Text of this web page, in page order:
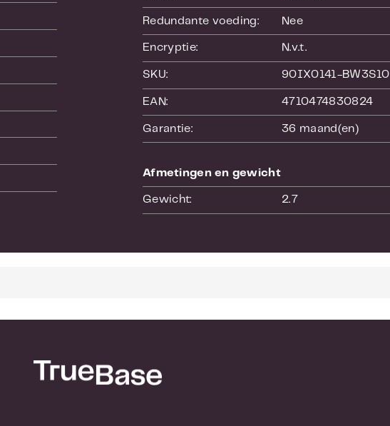
Redundante voeding: Nee
Encryptie: N.v.t.
SKU: 90IX0141-BW3S10
EAN: 4710474830824
Garantie: 36 maand(en)
Afmetingen en gewicht
Gewicht: 2.7